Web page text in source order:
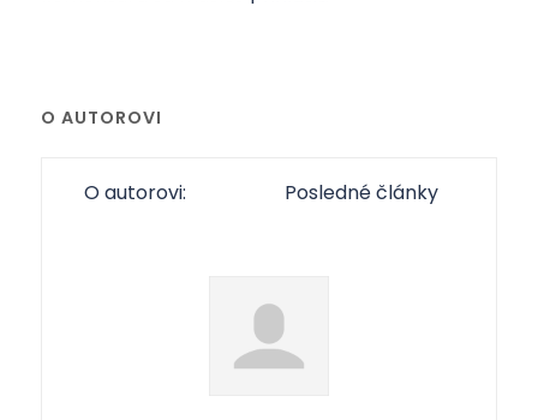
O AUTOROVI
O autorovi: Posledné články